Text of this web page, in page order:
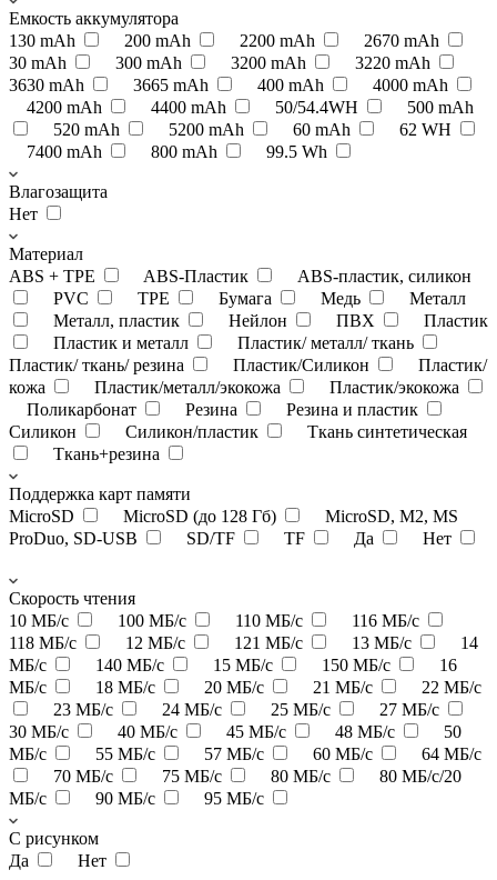
Емкость аккумулятора
130 mAh
200 mAh 2200 mAh
2670 mAh
30 mAh
300 mAh 3200 mAh
3220 mAh
3630 mAh
3665 mAh 400 mAh
4000 mAh
4200 mAh
4400 mAh 50/54.4WH
500 mAh
520 mAh
5200 mAh 60 mAh
62 WH
7400 mAh
800 mAh 99.5 Wh
Влагозащита
Нет
Материал
ABS + TPE
ABS-Пластик
ABS-пластик, силикон
PVC
TPE Бумага Медь
Металл
Металл, пластик
Нейлон ПВХ
Пластик
Пластик и металл
Пластик/ металл/ ткань
Пластик/ ткань/ резина
Пластик/Силикон
Пластик/
кожа
Пластик/металл/экокожа
Пластик/экокожа
Поликарбонат
Резина
Резина и пластик
Силикон
Силикон/пластик
Ткань синтетическая
Ткань+резина
Поддержка карт памяти
MicroSD
MicroSD (до 128 Гб)
MicroSD, M2, MS
ProDuo, SD-USB
SD/TF TF Да Нет
Скорость чтения
10 МБ/с
100 МБ/с 110 МБ/с
116 МБ/с
118 МБ/с
12 МБ/с 121 МБ/с 13 МБ/c
14
МБ/с
140 МБ/с 15 МБ/с 150 МБ/с
16
МБ/с
18 МБ/с 20 МБ/с 21 МБ/с
22 МБ/с
23 МБ/с
24 МБ/с 25 МБ/с
27 МБ/с
30 МБ/с
40 МБ/с 45 МБ/с 48 МБ/с
50
МБ/с
55 МБ/с 57 МБ/с 60 МБ/с
64 МБ/с
70 МБ/с
75 МБ/с 80 МБ/с
80 МБ/с/20
МБ/с
90 МБ/с 95 МБ/с
С рисунком
Да
Нет